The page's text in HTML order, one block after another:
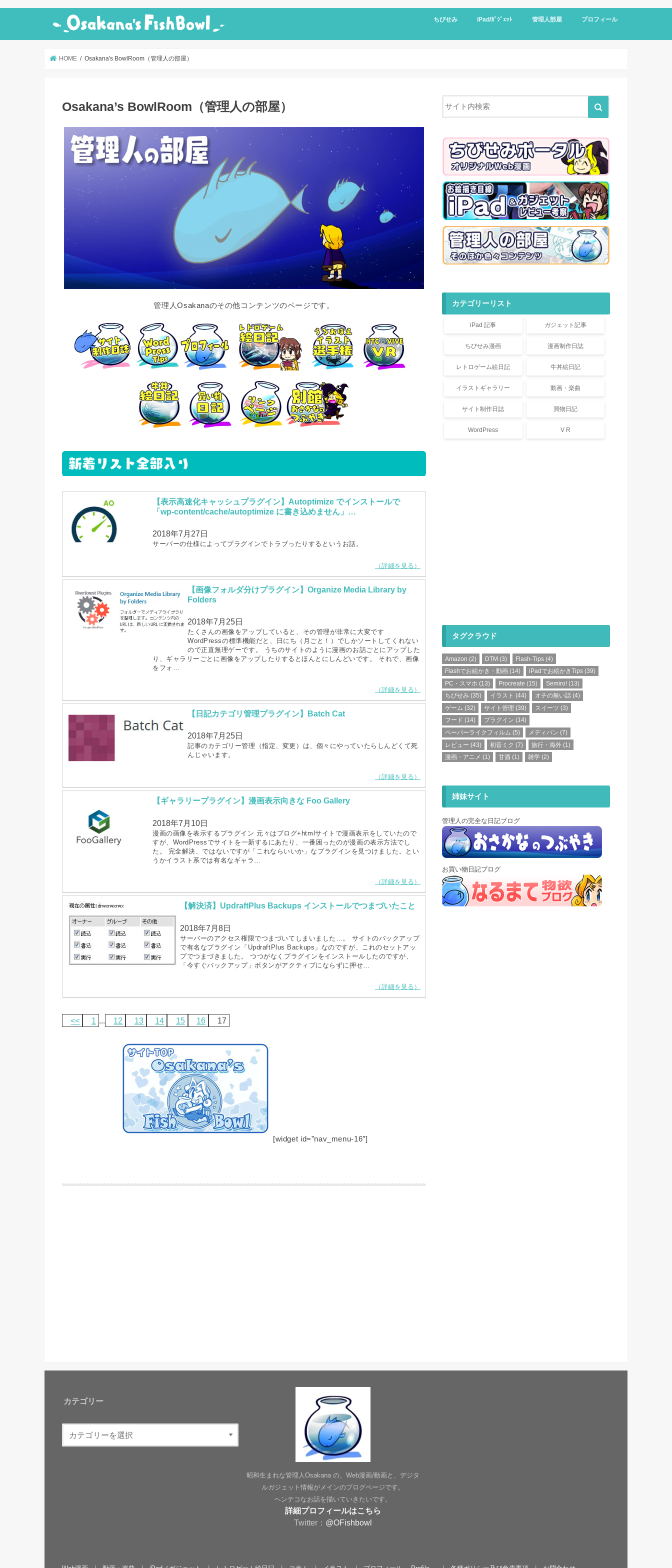
ちびせみ
ちびせみ漫画
キャラクター設定
漫画制作日誌
ちびせみ動画
ちびせみ楽曲
ちびせみイラスト
iPad/ｶﾞｼﾞｪｯﾄ
iPad
ガジェット
管理人部屋
レトロゲー絵日記
WordPress
サイト運用
Kindleアンリミ日記
VR
食べもの絵日記
その他イラスト
買物日記
レビュー記事
プロフィール
HOME Osakana's BowlRoom（管理人の部屋）
Osakana’s BowlRoom（管理人の部屋）
管理人Osakanaのその他コンテンツのページです。
【表示高速化キャッシュプラグイン】Autoptimize でインストールで
「wp-content/cache/autoptimize に書き込めません」…
2018年7月27日
サーバーの仕様によってプラグインでトラブったりするというお話。
（詳細を見る）
【画像フォルダ分けプラグイン】Organize Media Library by
Folders
2018年7月25日
たくさんの画像をアップしていると、その管理が非常に大変です
WordPressの標準機能だと、日にち（月ごと！）でしかソートしてくれない
ので正直無理ゲーです。 うちのサイトのように漫画のお話ごとにアップした
り、ギャラリーごとに画像をアップしたりするとほんとにしんどいです。 それで、画像
をフォ…
（詳細を見る）
【日記カテゴリ管理プラグイン】Batch Cat
2018年7月25日
記事のカテゴリー管理（指定、変更）は、個々にやっていたらしんどくて死
んじゃいます。
（詳細を見る）
【ギャラリープラグイン】漫画表示向きな Foo Gallery
2018年7月10日
漫画の画像を表示するプラグイン 元々はブログ+htmlサイトで漫画表示をしていたので
すが、WordPressでサイトを一新するにあたり、一番困ったのが漫画の表示方法でし
た。 完全解決、ではないですが「これならいいか」なプラグインを見つけました。とい
うかイラスト系では有名なギャラ…
（詳細を見る）
【解決済】UpdraftPlus Backups インストールでつまづいたこと
2018年7月8日
サーバーのアクセス権限でつまづいてしまいました…。 サイトのバックアップ
で有名なプラグイン「UpdraftPlus Backups」なのですが、これのセットアッ
プでつまづきました。 つつがなくプラグインをインストールしたのですが、
「今すぐバックアップ」ボタンがアクティブにならずに押せ…
（詳細を見る）
<< 1 ... 12 13 14 15 16 17
[widget id=”nav_menu-16″]
カテゴリーリスト
iPad 記事 ガジェット記事
ちびせみ漫画 漫画制作日誌
レトロゲーム絵日記 牛丼絵日記
イラストギャラリー 動画・楽曲
サイト制作日誌 買物日記
WordPress V R
タグクラウド
Amazon (2) DTM (3) Flash-Tips (4)
Flashでお絵かき・動画 (14) iPadでお絵かきTips (39)
PC・スマホ (13) Procreate (15) Semiro! (13)
ちびせみ (35) イラスト (44) オチの無い話 (4)
ゲーム (32) サイト管理 (39) スイーツ (3)
フード (14) プラグイン (14)
ペーパーライクフィルム (5) メディバン (7)
レビュー (43) 初音ミク (7) 旅行・海外 (1)
漫画・アニメ (1) 甘酒 (1) 雑学 (2)
姉妹サイト
管理人の完全な日記ブログ
お買い物日記ブログ
カテゴリー
昭和生まれな管理人Osakana の、Web漫画/動画と、デジタ
ルガジェット情報がメインのブログページです。
ヘンテコなお話を描いていきたいです。
詳細プロフィールはこちら
Twitter： @OFishbowl